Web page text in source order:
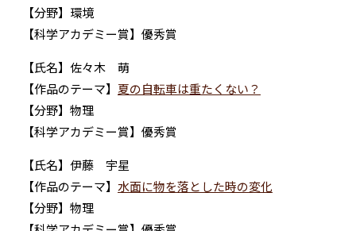
【分野】環境
【科学アカデミー賞】優秀賞
【氏名】佐々木 萌
【作品のテーマ】 夏の自転車は重たくない？
【分野】物理
【科学アカデミー賞】優秀賞
【氏名】伊藤 宇星
【作品のテーマ】 水面に物を落とした時の変化
【分野】物理